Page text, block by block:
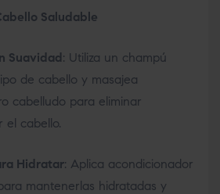
Saludable
Suavidad: Utiliza un champú
de cabello y masajea
cabelludo para eliminar
el cabello.
Hidratar: Aplica acondicionador
mantenerlas hidratadas y